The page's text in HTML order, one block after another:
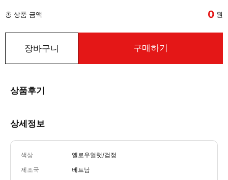
총 상품 금액 0 원
장바구니 구매하기
상품후기
상세정보
색상 옐로우얼럿/검정
제조국 베트남